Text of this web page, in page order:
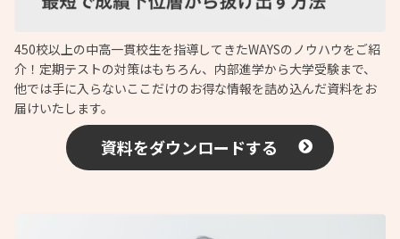
450校以上の中高一貫校生を指導してきたWAYSのノウハウをご紹
介！定期テストの対策はもちろん、内部進学から大学受験まで、
他では手に入らないここだけのお得な情報を詰め込んだ資料をお
届けいたします。
資料をダウンロードする